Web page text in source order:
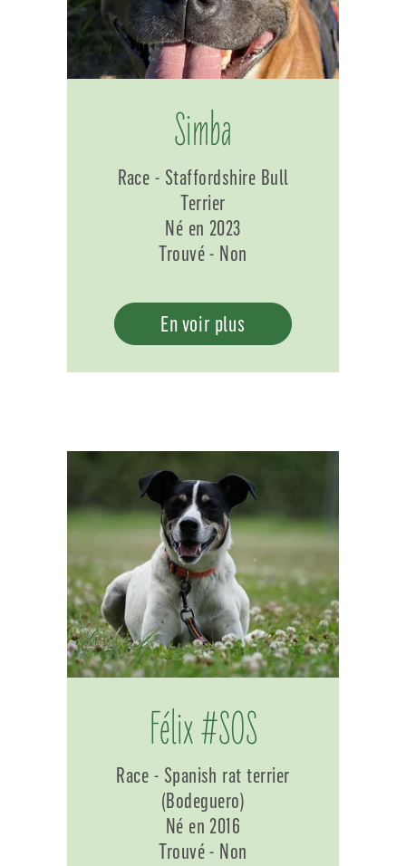
Simba
Race - Staffordshire Bull
Terrier
Né en 2023
Trouvé - Non
En voir plus
Félix #SOS
Race - Spanish rat terrier
(Bodeguero)
Né en 2016
Trouvé - Non